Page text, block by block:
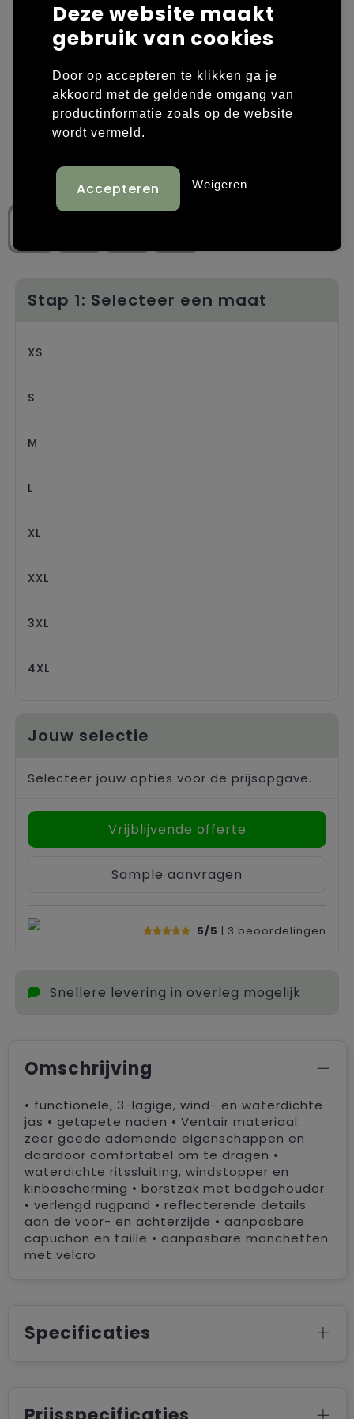
Laptop hoezen en tassen
Overige tassen
Papieren tassen
Promotietassen
Reistassen
Rugzakken
Schoudertassen
Trolleys
Overige kleding
Polo's
Sweaters bedrukken
T-shirts bedrukken
Vesten bedrukken
Schoenen bedrukken
Stap 1: Selecteer een maat
XS
S
M
L
XL
XXL
3XL
4XL
Jouw selectie
Selecteer jouw opties voor de prijsopgave.
Vrijblijvende offerte
Sample aanvragen
5/5 | 3 beoordelingen
Snellere levering in overleg mogelijk
Omschrijving
• functionele, 3-lagige, wind- en waterdichte
jas • getapete naden • Ventair materiaal:
zeer goede ademende eigenschappen en
daardoor comfortabel om te dragen •
waterdichte ritssluiting, windstopper en
kinbescherming • borstzak met badgehouder
• verlengd rugpand • reflecterende details
aan de voor- en achterzijde • aanpasbare
capuchon en taille • aanpasbare manchetten
met velcro
Specificaties
Deze website maakt
gebruik van cookies
Door op accepteren te klikken ga je
akkoord met de geldende omgang van
productinformatie zoals op de website
wordt vermeld.
Weigeren